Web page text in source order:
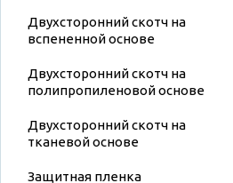
Двухсторонний скотч на
вспененной основе
Двухсторонний скотч на
полипропиленовой основе
Двухсторонний скотч на
тканевой основе
Защитная пленка